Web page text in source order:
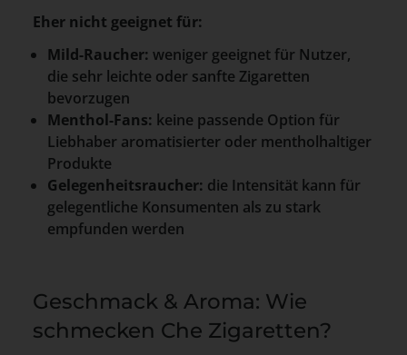
Eher nicht geeignet für:
Mild-Raucher: weniger geeignet für Nutzer,
die sehr leichte oder sanfte Zigaretten
bevorzugen
Menthol-Fans: keine passende Option für
Liebhaber aromatisierter oder mentholhaltiger
Produkte
Gelegenheitsraucher: die Intensität kann für
gelegentliche Konsumenten als zu stark
empfunden werden
Geschmack & Aroma: Wie
schmecken Che Zigaretten?